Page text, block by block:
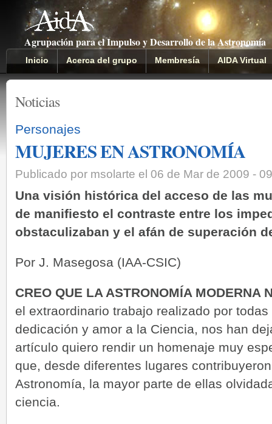
Agrupación para el Impulso y Desarrollo de la Astronomía
Inicio Acerca del grupo Membresía AIDA Virtual
Noticias
Personajes
MUJERES EN ASTRONOMÍA
Publicado por msolarte el 06 de Mar de 2009 -
Una visión histórica del acceso de las
de manifiesto el contraste entre los
obstaculizaban y el afán de superación
Por J. Masegosa (IAA-CSIC)
CREO QUE LA ASTRONOMÍA MODERNA
el extraordinario trabajo realizado por
dedicación y amor a la Ciencia, nos han
artículo quiero rendir un homenaje muy
que, desde diferentes lugares
Astronomía, la mayor parte de ellas
ciencia.